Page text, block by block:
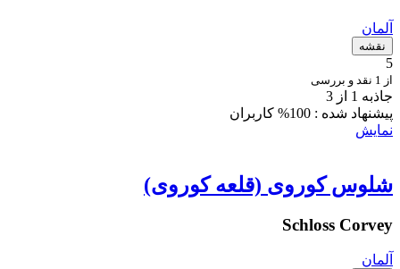
آلمان
نقشه
5
از 1 نقد و بررسی
جاذبه 1 از 3
پیشنهاد شده : 100% کاربران
نمایش
شلوس کوروی (قلعه کوروی)
Schloss Corvey
آلمان